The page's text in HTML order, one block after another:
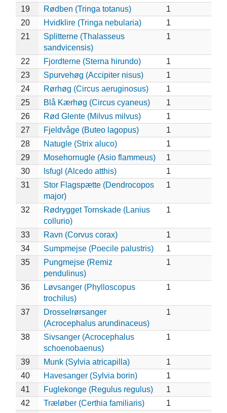
19
Rødben (Tringa totanus)
1
20
Hvidklire (Tringa nebularia)
1
21
Splitterne (Thalasseus
sandvicensis)
1
22 Fjordterne (Sterna hirundo)
1
23
Spurvehøg (Accipiter nisus)
1
24
Rørhøg (Circus aeruginosus)
1
25
Blå Kærhøg (Circus cyaneus)
1
26
Rød Glente (Milvus milvus)
1
27
Fjeldvåge (Buteo lagopus)
1
28
Natugle (Strix aluco)
1
29
Mosehornugle (Asio flammeus)
1
30
Isfugl (Alcedo atthis)
1
31
Stor Flagspætte (Dendrocopos
major)
1
32
Rødrygget Tornskade (Lanius
collurio)
1
33 Ravn (Corvus corax)
1
34
Sumpmejse (Poecile palustris)
1
35
Pungmejse (Remiz
pendulinus)
1
36
Løvsanger (Phylloscopus
trochilus)
1
37
Drosselrørsanger
(Acrocephalus arundinaceus)
1
38
Sivsanger (Acrocephalus
schoenobaenus)
1
39 Munk (Sylvia atricapilla)
1
40
Havesanger (Sylvia borin)
1
41
Fuglekonge (Regulus regulus)
1
42
Træløber (Certhia familiaris)
1